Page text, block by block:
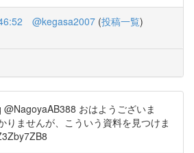
@kegasa2007 (投稿一覧)
おはようございま
りませんが、こういう資料を見つけま